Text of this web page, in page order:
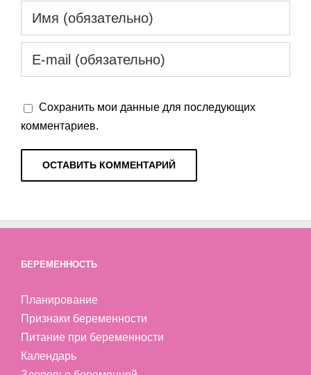
Сохранить мои данные для последующих
комментариев.
БЕРЕМЕННОСТЬ
Планирование
Признаки беременности
Питание при беременности
Календарь